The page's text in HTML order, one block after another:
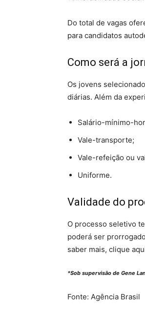
Do total de vagas
para candidatos
Como será a
Os jovens
diárias. Além da
Salário-mínimo-
Vale-transporte;
Vale-refeição ou
Uniforme.
Validade do
O processo seletivo
poderá ser
saber mais, clique
*Sob supervisão de Gene
Fonte: Agência Brasil